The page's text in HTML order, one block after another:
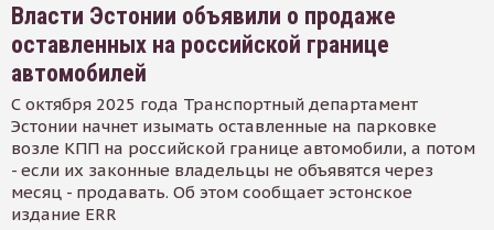
Власти Эстонии объявили о продаже
оставленных на российской границе
автомобилей
С октября 2025 года Транспортный департамент
Эстонии начнет изымать оставленные на парковке
возле КПП на российской границе автомобили, а потом
- если их законные владельцы не объявятся через
месяц - продавать. Об этом сообщает эстонское
издание ERR